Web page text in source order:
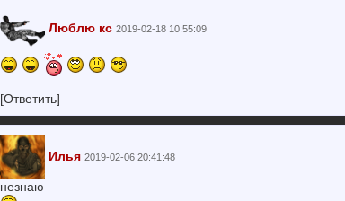
Люблю кс 2019-02-18 10:55:09
[Ответить]
Илья 2019-02-06 20:41:48
незнаю